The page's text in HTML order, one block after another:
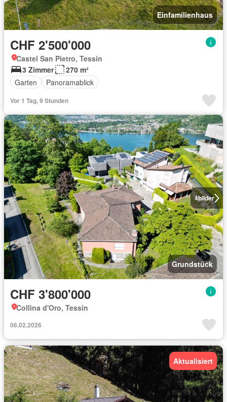
Einfamilienhaus
CHF 2'500'000
Castel San Pietro, Tessin
3 Zimmer
270 m²
Garten
Panoramablick
Vor 1 Tag, 9 Stunden
4bilder
Grundstück
CHF 3'800'000
Collina d'Oro, Tessin
06.02.2026
Aktualisiert